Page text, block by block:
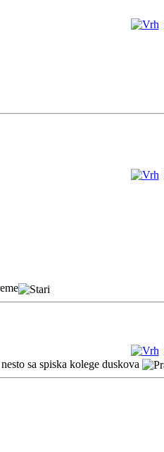
sa spiska kolege duskova